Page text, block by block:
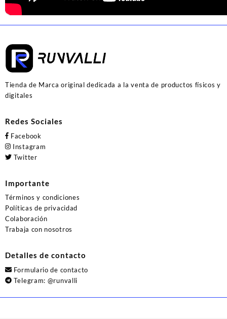
Tienda de Marca original dedicada a la venta de productos físicos y
digitales
Redes Sociales
Facebook
Instagram
Twitter
Importante
Términos y condiciones
Políticas de privacidad
Colaboración
Trabaja con nosotros
Detalles de contacto
Formulario de contacto
Telegram: @runvalli